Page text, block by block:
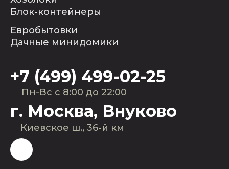
Блок-контейнеры
Евробытовки
Дачные минидомики
+7 (499) 499-02-25
Пн-Вс с 8:00 до 22:00
г. Москва, Внуково
Киевское ш., 36-й км